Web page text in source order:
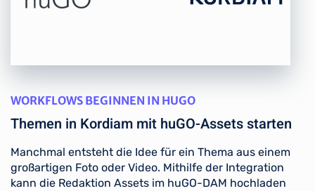
WORKFLOWS BEGINNEN IN HUGO
Themen in Kordiam mit huGO-Assets starten
Manchmal entsteht die Idee für ein Thema aus einem
großartigen Foto oder Video. Mithilfe der Integration
kann die Redaktion Assets im huGO-DAM hochladen